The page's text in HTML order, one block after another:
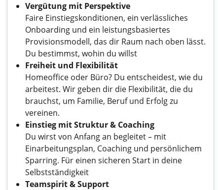
Vergütung mit Perspektive
Faire Einstiegskonditionen, ein verlässliches
Onboarding und ein leistungsbasiertes
Provisionsmodell, das dir Raum nach oben lässt.
Du bestimmst, wohin du willst
Freiheit und Flexibilität
Homeoffice oder Büro? Du entscheidest, wie du
arbeitest. Wir geben dir die Flexibilität, die du
brauchst, um Familie, Beruf und Erfolg zu
vereinen.
Einstieg mit Struktur & Coaching
Du wirst von Anfang an begleitet – mit
Einarbeitungsplan, Coaching und persönlichem
Sparring. Für einen sicheren Start in deine
Selbstständigkeit
Teamspirit & Support